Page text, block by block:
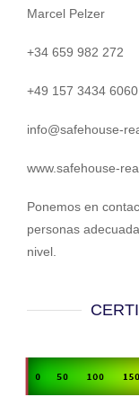
Marcel Pelzer
+34 659 982 272
+49 157 3434 6060
info@safehouse-
www.safehouse-
Ponemos en
personas
nivel.